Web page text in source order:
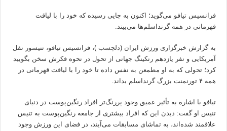
فرانسیس تیافو می‌گوید؛ اکنون به جایی رسیده که خود را با لیاقت
قهرمانی در همه گرنداسلم‌ها می‌بیند.
به گزارش خبرگزاری ورزش ایران (دلچسب)، فرانسیس تیافو، تنیسور نقل
آمریکایی و نفر یازدهم رنکینگ جهانی از تحول در نحوه فکرش سخن بگویید
کرد؛ تحولی که به او مطمعن به‌ نفس داده تا خود را با لیاقت قهرمانی در
همه ۴ تورنمنت بزرگ گرنداسلم بداند.
تیافو با اشاره به تأثیر عمیق وجود پررنگ‌تر افراد رنگین‌پوست در دنیای
تنیس او گفت: دیدن این که افراد بیشتری از جامعه رنگین‌پوست به تنیس
علاقمند شده‌اند، به تماشای مسابقات می‌آیند، در فضای این ورزش وجود